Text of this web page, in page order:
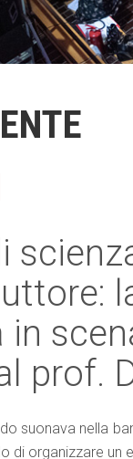
in
prof.
suonava nella
di organizzare un